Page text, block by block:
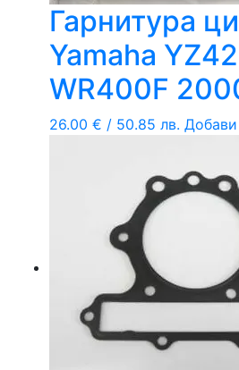
Гарнитура
Yamaha
WR400F
26.00 € / 50.85 лв. Добави